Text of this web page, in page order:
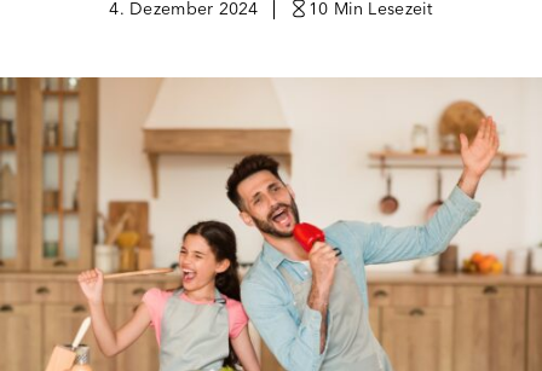
4. Dezember 2024 10 Min Lesezeit